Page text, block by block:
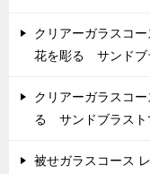
クリアーガラスコ
花を彫る サンドブ
クリアーガラスコ
る サンドブラスト
被せガラスコース